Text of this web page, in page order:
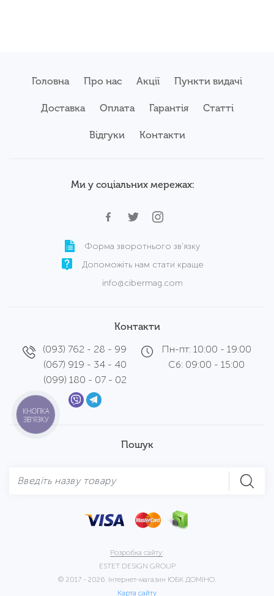
Головна Про нас Акції Пункти видачі
Доставка Оплата Гарантія Статті
Відгуки Контакти
Ми у соціальних мережах:
Форма зворотнього зв'язку
Допоможіть нам стати краще
info@cibermag.com
Контакти
(093) 762 - 28 - 99
(067) 919 - 34 - 40
(099) 180 - 07 - 02
Пн-пт: 10:00 - 19:00
Сб: 09:00 - 15:00
Пошук
Розробка сайту:
ESTET DESIGN GROUP
© 2017 - 2026. Інтернет-магазин ЮБК ДОМІНО.
Карта сайту
КНОПКА
ЗВ'ЯЗКУ